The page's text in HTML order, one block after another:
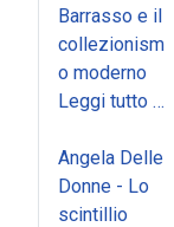
Barrasso e il
collezionism
o moderno
Leggi tutto …
Angela Delle
Donne - Lo
scintillio